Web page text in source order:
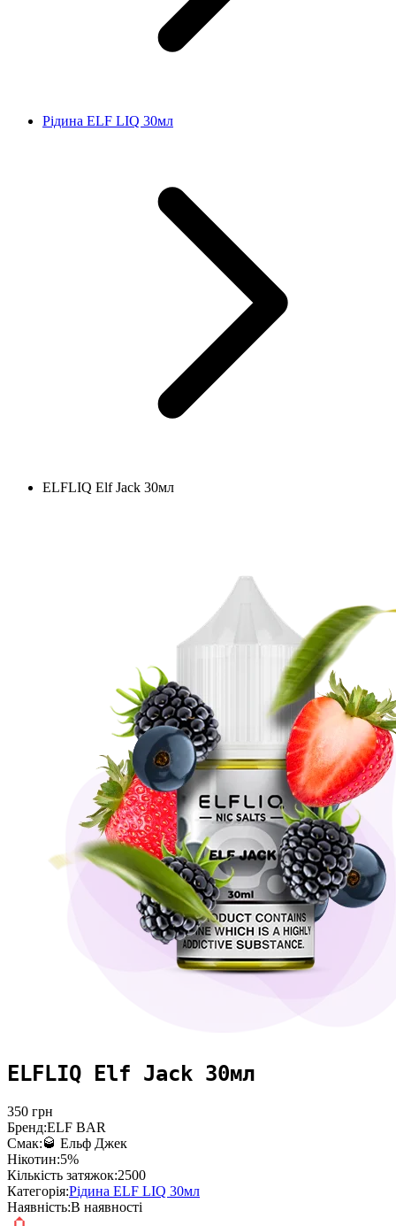
Рідина ELF LIQ 30мл
ELFLIQ Elf Jack 30мл
ELFLIQ Elf Jack 30мл
350 грн
Бренд:ELF BAR
Смак:🥃 Ельф Джек
Нікотин:5%
Кількість затяжок:2500
Категорія:Рідина ELF LIQ 30мл
Наявність:В наявності